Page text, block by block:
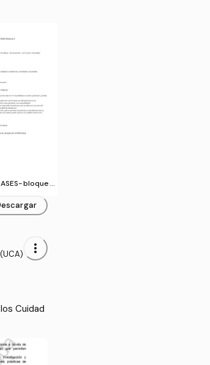
bloque-
more_vert
Cuidad